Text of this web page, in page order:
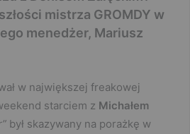
mistrza GROMDY w
menedżer, Mariusz
w największej freakowej
starciem z Michałem
był skazywany na porażkę w